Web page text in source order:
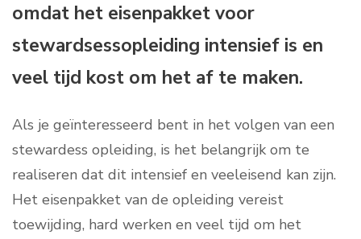
omdat het eisenpakket voor
stewardsessopleiding intensief is en
veel tijd kost om het af te maken.
Als je geïnteresseerd bent in het volgen van een
stewardess opleiding, is het belangrijk om te
realiseren dat dit intensief en veeleisend kan zijn.
Het eisenpakket van de opleiding vereist
toewijding, hard werken en veel tijd om het